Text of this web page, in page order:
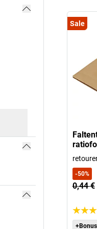
Sale
-50%
0,44 €
+Bonus